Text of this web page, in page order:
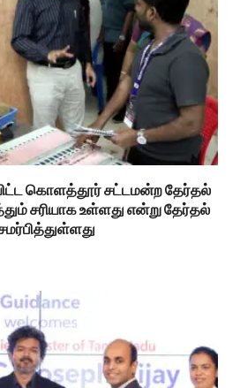
கொளத்தூர் சட்டமன்ற தேர்தல்
சரியாக உள்ளது என்று தேர்தல்